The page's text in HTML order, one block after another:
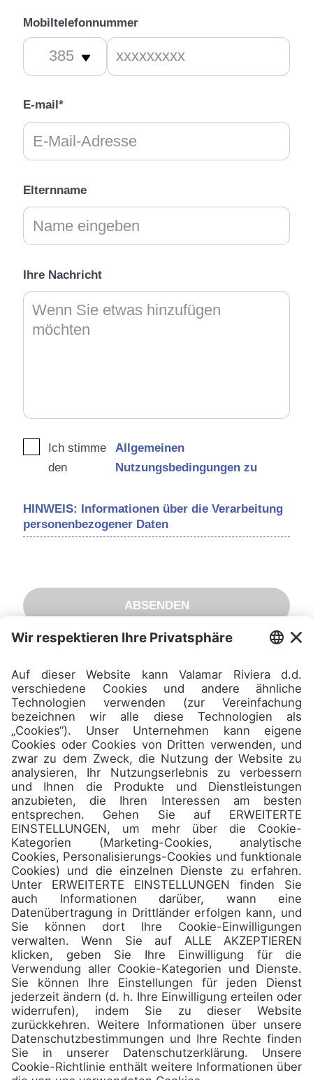
Verpassen Sie nicht die besten
Reiseziele und
Sonderangebote in unserem
Newsletter!
Mobiltelefonnummer
E-mail*
Elternname
Ihre Nachricht
Ich stimme
den
Allgemeinen
Nutzungsbedingungen zu
HINWEIS: Informationen über die Verarbeitung
personenbezogener Daten
ABSENDEN
Camps
Über uns
Kontakt
Teilnehmen